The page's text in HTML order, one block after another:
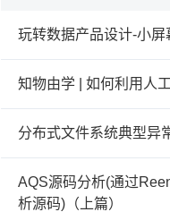
玩转数据产品设计-小屏
知物由学 | 如何利用人
分布式文件系统典型异
AQS源码分析(通过
析源码)（上篇）